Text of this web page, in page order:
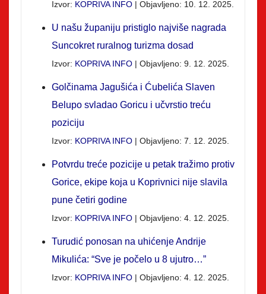
Izvor: KOPRIVA INFO Objavljeno: 10. 12. 2025.
U našu županiju pristiglo najviše nagrada
Suncokret ruralnog turizma dosad
Izvor: KOPRIVA INFO Objavljeno: 9. 12. 2025.
Golčinama Jagušića i Ćubelića Slaven
Belupo svladao Goricu i učvrstio treću
poziciju
Izvor: KOPRIVA INFO Objavljeno: 7. 12. 2025.
Potvrdu treće pozicije u petak tražimo protiv
Gorice, ekipe koja u Koprivnici nije slavila
pune četiri godine
Izvor: KOPRIVA INFO Objavljeno: 4. 12. 2025.
Turudić ponosan na uhićenje Andrije
Mikulića: “Sve je počelo u 8 ujutro…”
Izvor: KOPRIVA INFO Objavljeno: 4. 12. 2025.